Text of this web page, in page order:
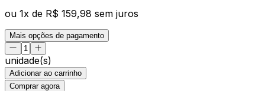
ou 1x de R$ 159,98 sem juros
Mais opções de pagamento
unidade(s)
Adicionar ao carrinho
Comprar agora